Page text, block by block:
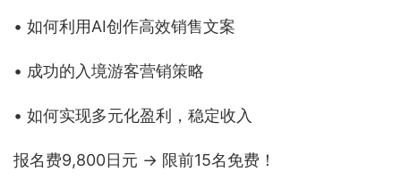
• 如何利用AI创作高效销售文案
• 成功的入境游客营销策略
• 如何实现多元化盈利，稳定收入
报名费9,800日元 → 限前15名免费！